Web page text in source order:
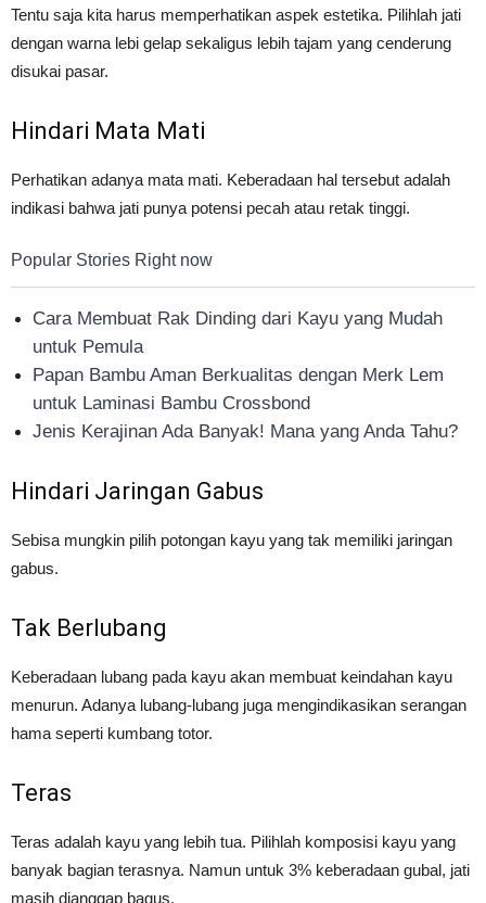
Tentu saja kita harus memperhatikan aspek estetika. Pilihlah jati
dengan warna lebi gelap sekaligus lebih tajam yang cenderung
disukai pasar.
Hindari Mata Mati
Perhatikan adanya mata mati. Keberadaan hal tersebut adalah
indikasi bahwa jati punya potensi pecah atau retak tinggi.
Popular Stories Right now
Cara Membuat Rak Dinding dari Kayu yang Mudah
untuk Pemula
Papan Bambu Aman Berkualitas dengan Merk Lem
untuk Laminasi Bambu Crossbond
Jenis Kerajinan Ada Banyak! Mana yang Anda Tahu?
Hindari Jaringan Gabus
Sebisa mungkin pilih potongan kayu yang tak memiliki jaringan
gabus.
Tak Berlubang
Keberadaan lubang pada kayu akan membuat keindahan kayu
menurun. Adanya lubang-lubang juga mengindikasikan serangan
hama seperti kumbang totor.
Teras
Teras adalah kayu yang lebih tua. Pilihlah komposisi kayu yang
banyak bagian terasnya. Namun untuk 3% keberadaan gubal, jati
masih dianggap bagus.